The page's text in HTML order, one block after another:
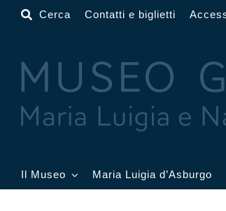
Salta
Cerca Contatti e biglietti
Il Museo Maria Luigia d’Asburgo